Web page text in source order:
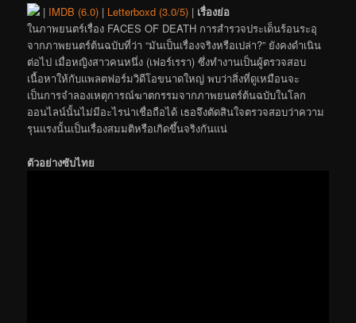
| IMDB (6.0) | Letterboxd (3.0/5) | เรื่องย่อ
ในภาพยนตร์เรื่อง FACES OF DEATH การสำรวจประเด็นร้อนระอุ
จากภาพยนตร์ต้นฉบับที่ว่า “มันเป็นเรื่องจริงหรือเปล่า?” ยังคงดำเนิน
ต่อไป เมื่อหญิงสาวคนหนึ่ง (เฟอร์เรรา) ซึ่งทำงานเป็นผู้ตรวจสอบ
เนื้อหาให้กับแพลตฟอร์มวิดีโอขนาดใหญ่ พบว่าสิ่งที่ดูเหมือนจะ
เป็นการจำลองเหตุการณ์ฆาตกรรมจากภาพยนตร์ต้นฉบับในโลก
ออนไลน์นั้นไม่มีอะไรน่าเชื่อถือได้ เธอจึงตัดสินใจตรวจสอบว่าความ
รุนแรงนั้นเป็นเรื่องสมมติหรือเกิดขึ้นจริงกันแน่
ตัวอย่างซับไทย